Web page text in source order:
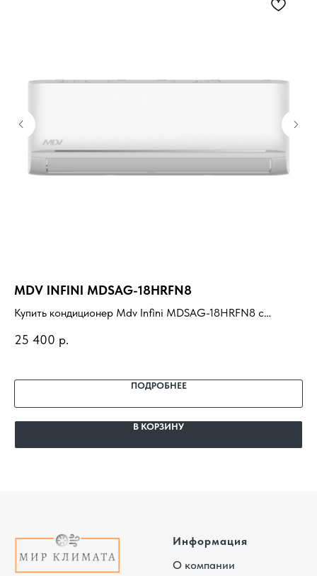
MDV INFINI MDSAG-18HRFN8
Купить кондиционер Mdv Infini MDSAG-18HRFN8 с
профессиональный монтаж и гарантия.
25 400 р.
ПОДРОБНЕЕ
В КОРЗИНУ
Информация
О компании